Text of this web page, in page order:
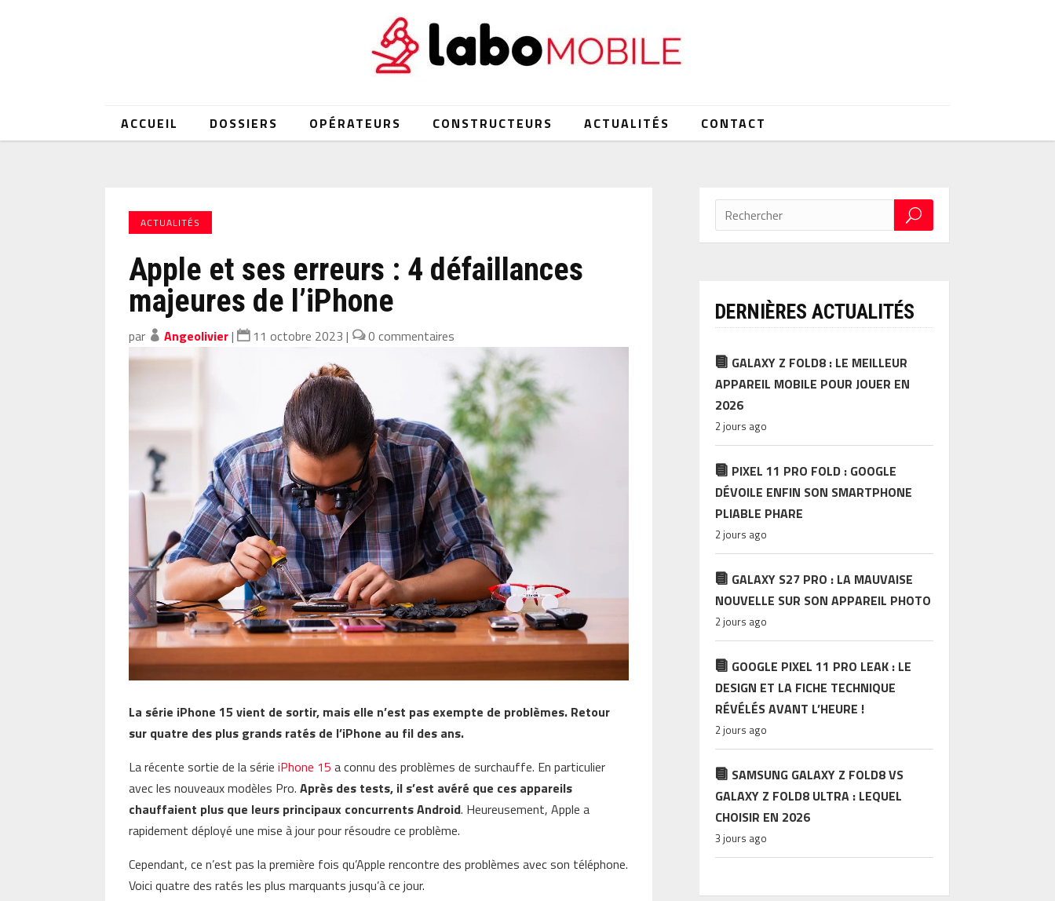
ACCUEIL DOSSIERS OPÉRATEURS CONSTRUCTEURS ACTUALITÉS CONTACT
ACTUALITÉS
Apple et ses erreurs : 4 défaillances
majeures de l’iPhone
par Angeolivier| 11 octobre 2023 | 0 commentaires
La série iPhone 15 vient de sortir, mais elle n’est pas exempte de problèmes. Retour
sur quatre des plus grands ratés de l’iPhone au fil des ans.
La récente sortie de la sérieiPhone 15 a connu des problèmes de surchauffe. En particulier
avec les nouveaux modèles Pro.Après des tests, il s’est avéré que ces appareils
chauffaient plus que leurs principaux concurrents Android. Heureusement, Apple a
rapidement déployé une mise à jour pour résoudre ce problème.
Cependant, ce n’est pas la première fois qu’Apple rencontre des problèmes avec son téléphone.
Voici quatre des ratés les plus marquants jusqu’à ce jour.
DERNIÈRES ACTUALITÉS
GALAXY Z FOLD8 : LE MEILLEUR
APPAREIL MOBILE POUR JOUER EN
2026
2 jours ago
PIXEL 11 PRO FOLD : GOOGLE
DÉVOILE ENFIN SON SMARTPHONE
PLIABLE PHARE
2 jours ago
GALAXY S27 PRO : LA MAUVAISE
NOUVELLE SUR SON APPAREIL PHOTO
2 jours ago
GOOGLE PIXEL 11 PRO LEAK : LE
DESIGN ET LA FICHE TECHNIQUE
RÉVÉLÉS AVANT L’HEURE !
2 jours ago
SAMSUNG GALAXY Z FOLD8 VS
GALAXY Z FOLD8 ULTRA : LEQUEL
CHOISIR EN 2026
3 jours ago